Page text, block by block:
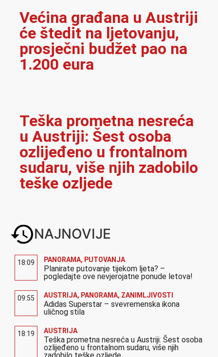
Većina građana u Austriji
će štedit na ljetovanju,
prosječni budžet pao na
1.200 eura
Teška prometna nesreća
u Austriji: Šest osoba
ozlijeđeno u frontalnom
sudaru, više njih zadobilo
teške ozljede
NAJNOVIJE
18:09 PANORAMA, PUTOVANJA
Planirate putovanje tijekom ljeta? –
pogledajte ove nevjerojatne ponude letova!
09:55 AUSTRIJA, PANORAMA, ZANIMLJIVOSTI
Adidas Superstar – svevremenska ikona
uličnog stila
18:19 AUSTRIJA
Teška prometna nesreća u Austriji: Šest osoba
ozlijeđeno u frontalnom sudaru, više njih